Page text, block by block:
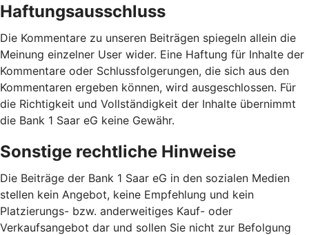
Haftungsausschluss
Die Kommentare zu unseren Beiträgen spiegeln allein die
Meinung einzelner User wider. Eine Haftung für Inhalte der
Kommentare oder Schlussfolgerungen, die sich aus den
Kommentaren ergeben können, wird ausgeschlossen. Für
die Richtigkeit und Vollständigkeit der Inhalte übernimmt
die Bank 1 Saar eG keine Gewähr.
Sonstige rechtliche Hinweise
Die Beiträge der Bank 1 Saar eG in den sozialen Medien
stellen kein Angebot, keine Empfehlung und kein
Platzierungs- bzw. anderweitiges Kauf- oder
Verkaufsangebot dar und sollen Sie nicht zur Befolgung